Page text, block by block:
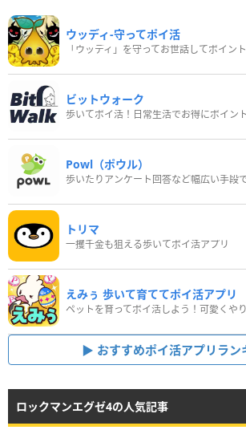
ウッディ‐守ってポイ活
「ウッディ」を守ってお世話してポイン
ビットウォーク
Powl（ポウル）
トリマ
一攫千金も狙える歩いてポイ活アプリ
えみぅ 歩いて育ててポイ活アプリ
おすすめポイ活アプリラン
ロックマンエグゼ4の人気記事